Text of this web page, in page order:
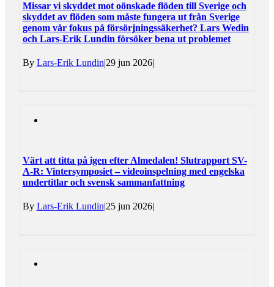
Missar vi skyddet mot oönskade flöden till Sverige och
skyddet av flöden som måste fungera ut från Sverige
genom vår fokus på försörjningssäkerhet? Lars Wedin
och Lars-Erik Lundin försöker bena ut problemet
By Lars-Erik Lundin|29 jun 2026|
Värt att titta på igen efter Almedalen! Slutrapport SV-
A-R: Vintersymposiet – videoinspelning med engelska
undertitlar och svensk sammanfattning
By Lars-Erik Lundin|25 jun 2026|